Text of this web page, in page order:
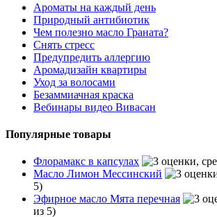
Ароматы на каждый день
Природный антибиотик
Чем полезно масло Граната?
Снять стресс
Предупредить аллергию
Аромадизайн квартиры
Уход за волосами
Безаммиачная краска
Вебинары видео Вивасан
Популярные товары
Флорамакс в капсулах
Масло Лимон Мессинский
5)
Эфирное масло Мята перечная
из 5)